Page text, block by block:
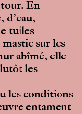
En
d’eau,
tuiles
sur les
abîmé, elle
les
les conditions
entament